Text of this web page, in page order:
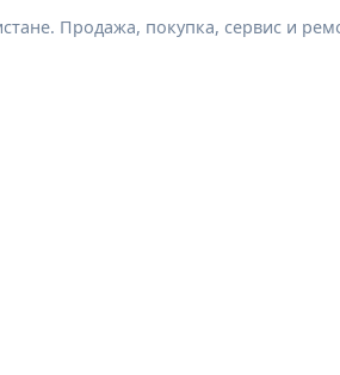
Продажа, покупка, сервис и